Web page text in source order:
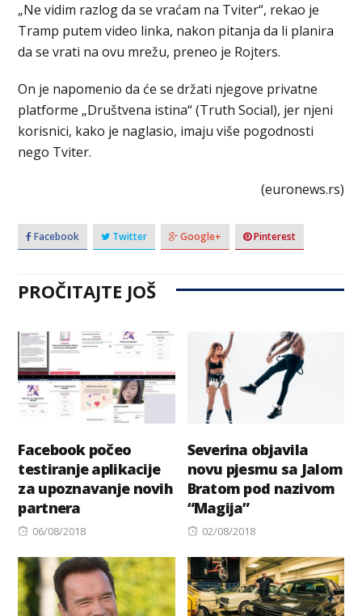
„Ne vidim razlog da se vraćam na Tviter“, rekao je
Tramp putem video linka, nakon pitanja da li planira
da se vrati na ovu mrežu, preneo je Rojters.
On je napomenio da će se držati njegove privatne
platforme „Društvena istina“ (Truth Social), jer njeni
korisnici, kako je naglasio, imaju više pogodnosti
nego Tviter.
(euronews.rs)
Facebook Twitter Google+ Pinterest
PROČITAJTE JOŠ
Facebook počeo
testiranje aplikacije
za upoznavanje novih
partnera
Posted
06/08/2018
Severina objavila
novu pjesmu sa Jalom
Bratom pod nazivom
“Magija”
Posted
02/08/2018